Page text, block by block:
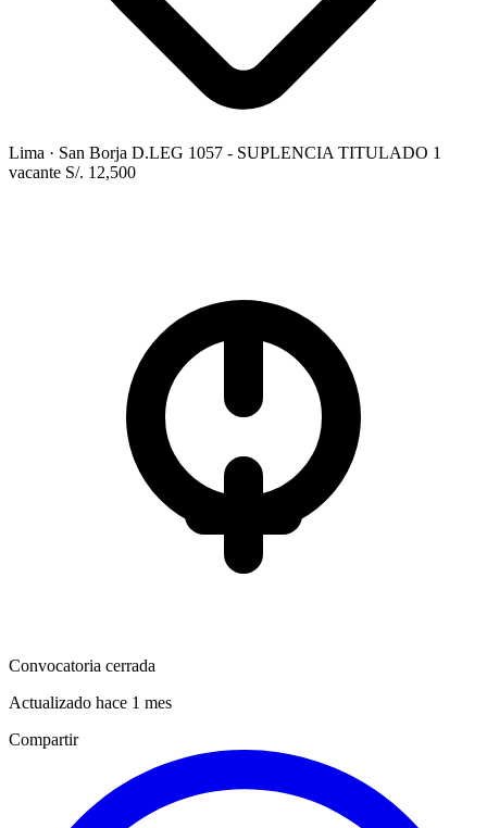
Lima · San Borja D.LEG 1057 - SUPLENCIA TITULADO 1
vacante S/. 12,500
Convocatoria cerrada
Actualizado hace 1 mes
Compartir